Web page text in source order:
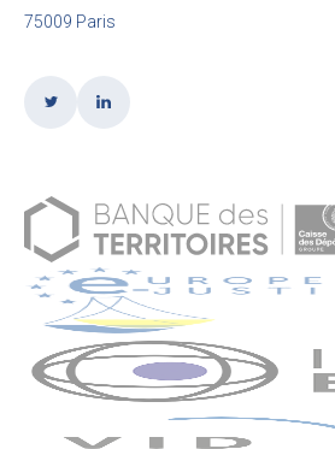
75009 Paris